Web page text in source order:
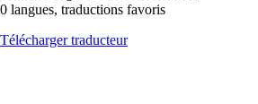
langues, traductions favoris